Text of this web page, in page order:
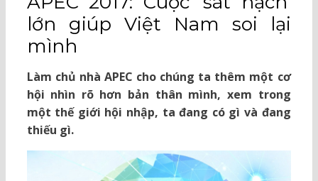
lớn giúp Việt Nam soi lại
mình
Làm chủ nhà APEC cho chúng ta thêm một cơ
hội nhìn rõ hơn bản thân mình, xem trong
một thế giới hội nhập, ta đang có gì và đang
thiếu gì.